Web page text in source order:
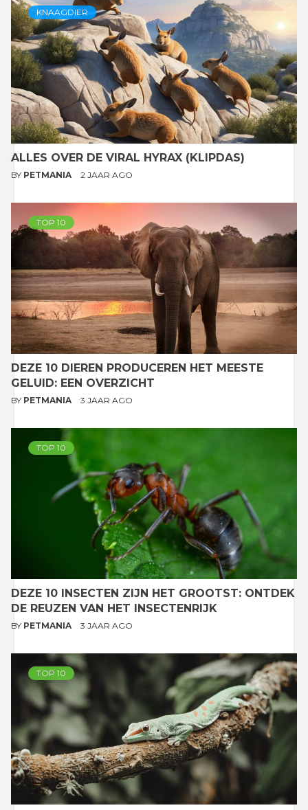
KNAAGDIER
ALLES OVER DE VIRAL HYRAX (KLIPDAS)
BY PETMANIA 2 JAAR AGO
TOP 10
DEZE 10 DIEREN PRODUCEREN HET MEESTE
GELUID: EEN OVERZICHT
BY PETMANIA 3 JAAR AGO
TOP 10
DEZE 10 INSECTEN ZIJN HET GROOTST: ONTDEK
DE REUZEN VAN HET INSECTENRIJK
BY PETMANIA 3 JAAR AGO
TOP 10